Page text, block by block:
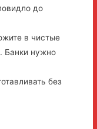
до
в чистые
Банки нужно
без